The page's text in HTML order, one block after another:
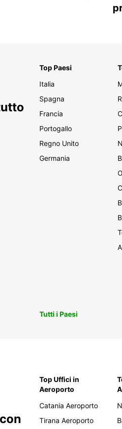
Top Paesi
Italia
Spagna
Francia
Portogallo
Regno Unito
Germania
Tutti i Paesi
Top Uffici in
Aeroporto
Catania Aeroporto
Tirana Aeroporto